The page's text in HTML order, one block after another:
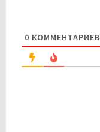
0 КОММЕНТАРИЕВ